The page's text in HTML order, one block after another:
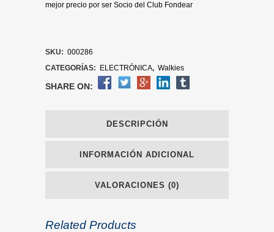
mejor precio por ser Socio del Club Fondear
SKU: 000286
CATEGORÍAS:
ELECTRÓNICA, Walkies
SHARE ON:
DESCRIPCIÓN
INFORMACIÓN ADICIONAL
VALORACIONES (0)
Related Products